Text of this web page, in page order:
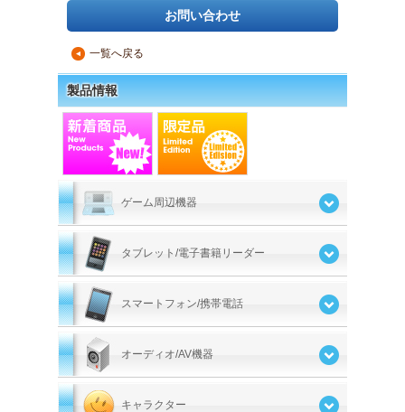
お問い合わせ
▲ 一覧へ戻る
製品情報
ゲーム周辺機器
タブレット/電子書籍リーダー
スマートフォン/携帯電話
オーディオ/AV機器
キャラクター